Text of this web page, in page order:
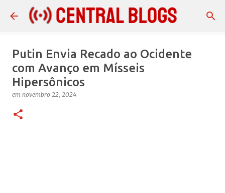
Pular para o conteúdo principal
Putin Envia Recado ao Ocidente
com Avanço em Mísseis
Hipersônicos
em novembro 22, 2024